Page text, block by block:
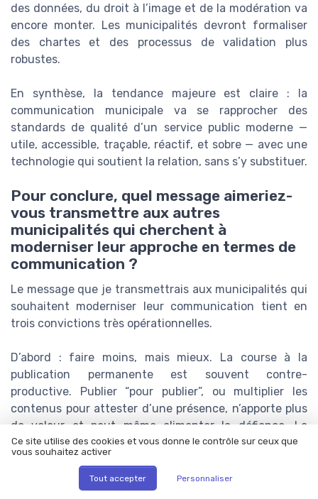
des données, du droit à l’image et de la modération va
encore monter. Les municipalités devront formaliser
des chartes et des processus de validation plus
robustes.
En synthèse, la tendance majeure est claire : la
communication municipale va se rapprocher des
standards de qualité d’un service public moderne —
utile, accessible, traçable, réactif, et sobre — avec une
technologie qui soutient la relation, sans s’y substituer.
Pour conclure, quel message aimeriez-
vous transmettre aux autres
municipalités qui cherchent à
moderniser leur approche en termes de
communication ?
Le message que je transmettrais aux municipalités qui
souhaitent moderniser leur communication tient en
trois convictions très opérationnelles.
D’abord : faire moins, mais mieux. La course à la
publication permanente est souvent contre-
productive. Publier “pour publier”, ou multiplier les
contenus pour attester d’une présence, n’apporte plus
de valeur et peut même alimenter la défiance. La
modernisation passe par le fond : prendre le temps du
décryptage, expliquer les choix, clarifier les
orientations, donner des repères. Cela implique aussi
d’adapter le message aux profils de publics et aux
Ce site utilise des cookies et vous donne le contrôle sur ceux que
vous souhaitez activer
Tout accepter Personnaliser